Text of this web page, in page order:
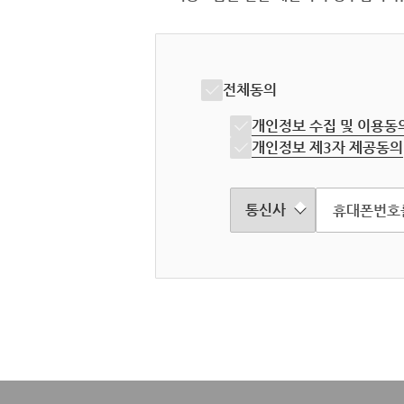
전체동의
개인정보 수집 및 이용동
개인정보 제3자 제공동의